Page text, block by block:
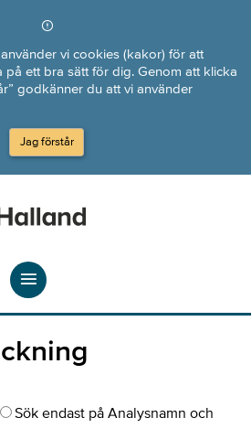
vi cookies (kakor) för att
ett bra sätt för dig. Genom att klicka
godkänner du att vi använder
Jag förstår
Sök endast på Analysnamn och